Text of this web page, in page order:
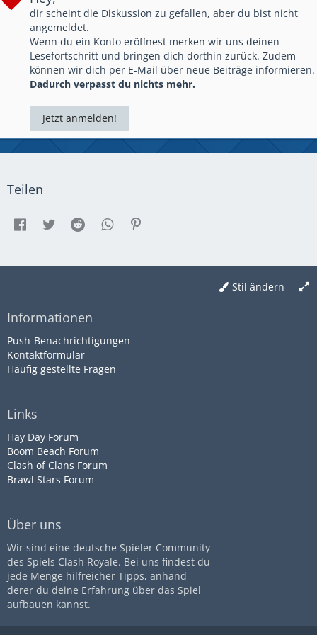
Captain Joey Stats:
Momentanes Level: 12
Max. Trophäen: 4.679
dir scheint die Diskussion zu gefallen, aber du bist nicht
angemeldet.
Wenn du ein Konto eröffnest merken wir uns deinen
Lesefortschritt und bringen dich dorthin zurück. Zudem
können wir dich per E-Mail über neue Beiträge informieren.
Dadurch verpasst du nichts mehr.
Jetzt anmelden!
Teilen
Stil ändern
Informationen
Push-Benachrichtigungen
Kontaktformular
Häufig gestellte Fragen
Links
Hay Day Forum
Boom Beach Forum
Clash of Clans Forum
Brawl Stars Forum
Über uns
Wir sind eine deutsche Spieler Community
des Spiels Clash Royale. Bei uns findest du
jede Menge hilfreicher Tipps, anhand
derer du deine Erfahrung über das Spiel
aufbauen kannst.